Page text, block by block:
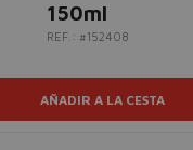
150ml
REF.: #152408
AÑADIR A LA CESTA